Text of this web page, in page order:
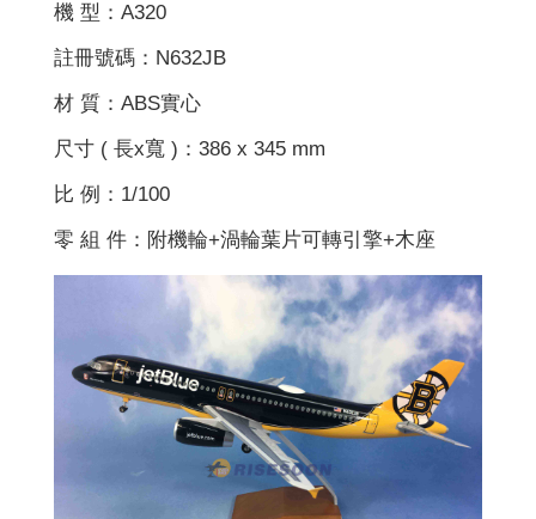
機 型：A320
註冊號碼：N632JB
材 質：ABS實心
尺寸 ( 長x寬 )：386 x 345 mm
比 例：1/100
零 組 件：附機輪+渦輪葉片可轉引擎+木座